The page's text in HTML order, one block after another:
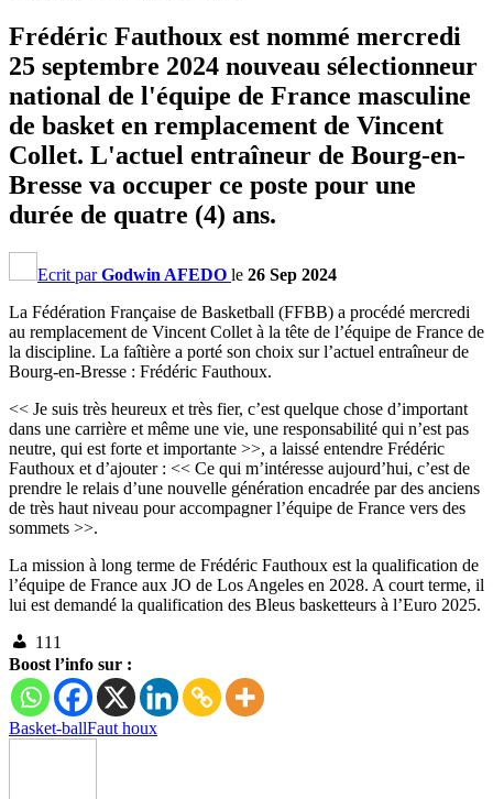
Frédéric Fauthoux est nommé mercredi
25 septembre 2024 nouveau sélectionneur
national de l'équipe de France masculine
de basket en remplacement de Vincent
Collet. L'actuel entraîneur de Bourg-en-
Bresse va occuper ce poste pour une
durée de quatre (4) ans.
Ecrit parGodwin AFEDO le 26 Sep 2024
La Fédération Française de Basketball (FFBB) a procédé mercredi
au remplacement de Vincent Collet à la tête de l’équipe de France de
la discipline. La faîtière a porté son choix sur l’actuel entraîneur de
Bourg-en-Bresse : Frédéric Fauthoux.
<< Je suis très heureux et très fier, c’est quelque chose d’important
dans une carrière et même une vie, une responsabilité qui n’est pas
neutre, qui est forte et importante >>, a laissé entendre Frédéric
Fauthoux et d’ajouter : << Ce qui m’intéresse aujourd’hui, c’est de
prendre le relais d’une nouvelle génération encadrée par des anciens
de très haut niveau pour accompagner l’équipe de France vers des
sommets >>.
La mission à long terme de Frédéric Fauthoux est la qualification de
l’équipe de France aux JO de Los Angeles en 2028. A court terme, il
lui est demandé la qualification des Bleus basketteurs à l’Euro 2025.
111
Boost l’info sur :
Basket-ballFaut houx